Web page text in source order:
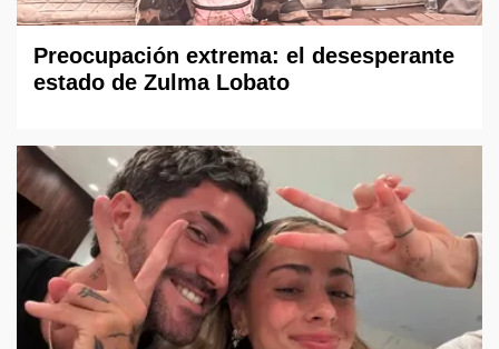
Preocupación extrema: el desesperante
estado de Zulma Lobato